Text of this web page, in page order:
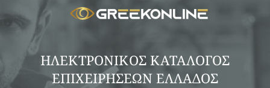
ΗΛΕΚΤΡΟΝΙΚΟΣ ΚΑΤΑΛΟΓΟΣ
ΕΠΙΧΕΙΡΗΣΕΩΝ ΕΛΛΑΔΟΣ